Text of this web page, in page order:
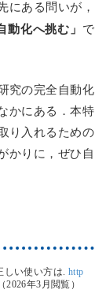
にある問いが，
化へ挑む」
で
究の完全自動化
かにある．本特
り入れるための
かりに，ぜひ自
しい使い方は. http
2026年3月閲覧）